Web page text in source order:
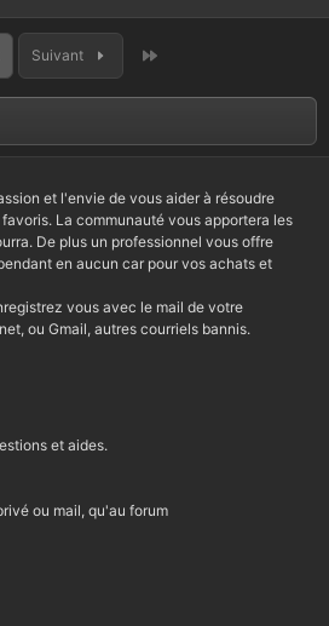
Suivant
et l'envie de vous aider à résoudre
La communauté vous apportera les
De plus un professionnel vous offre
en aucun car pour vos achats et
vous avec le mail de votre
ou Gmail, autres courriels bannis.
et aides.
ou mail, qu'au forum